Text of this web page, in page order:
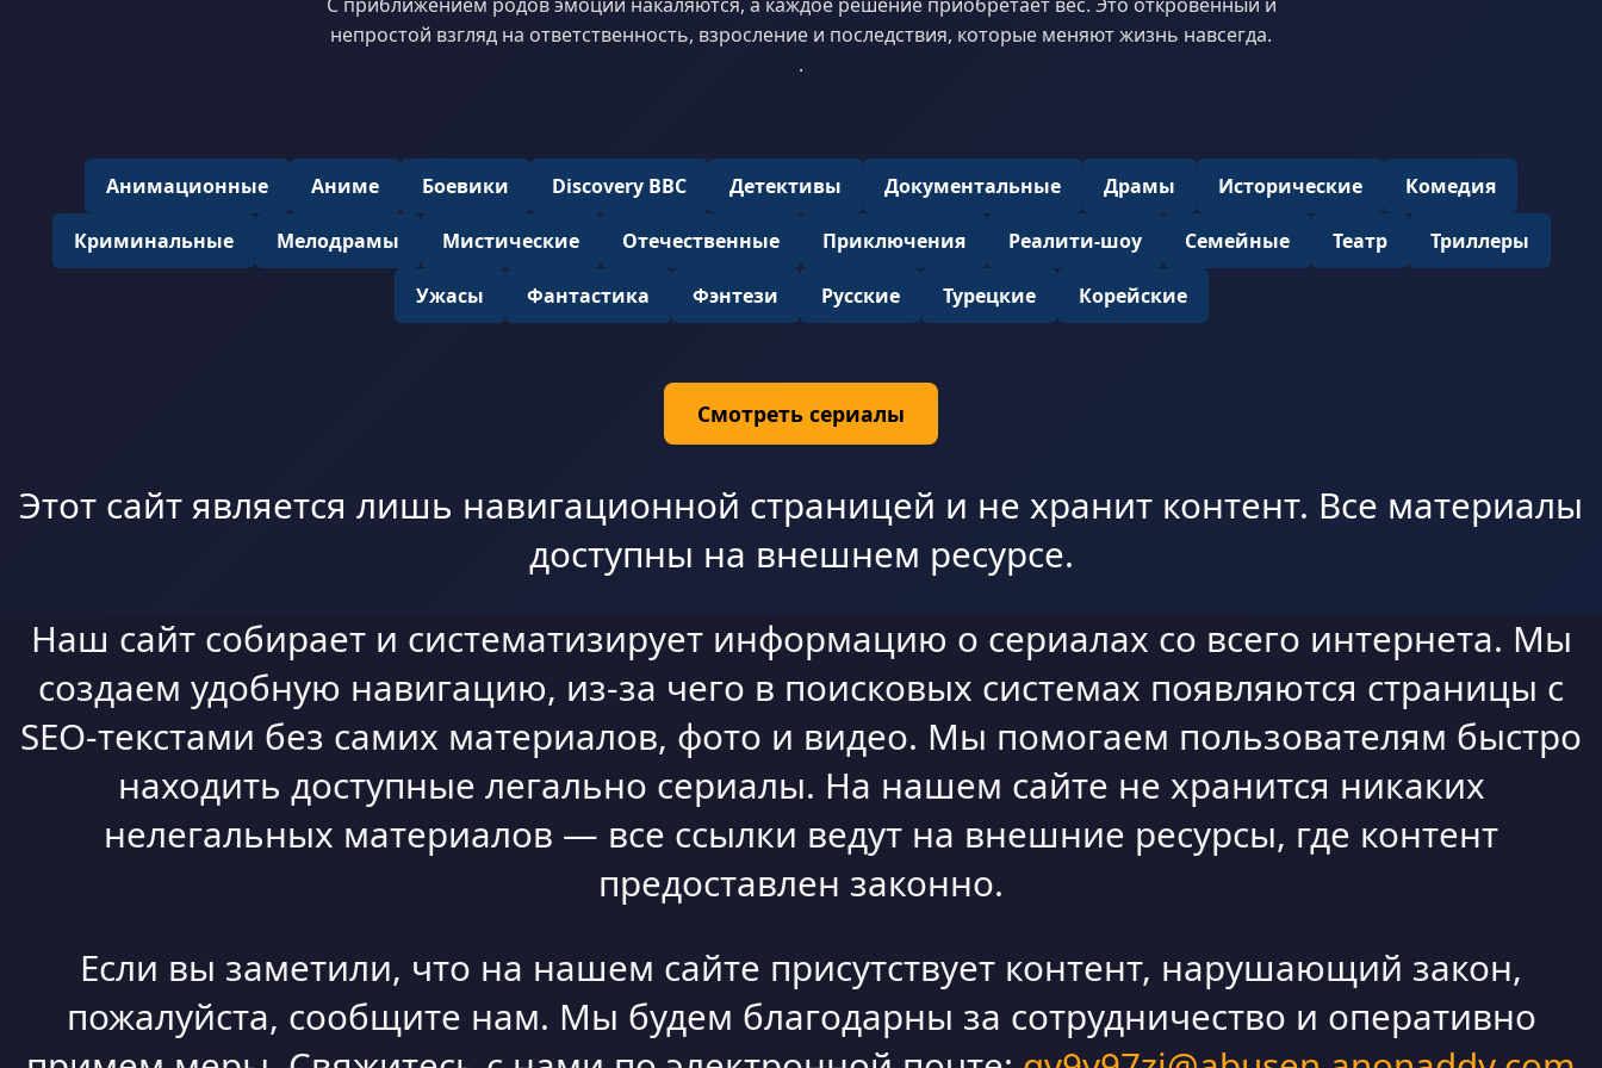
непростой взгляд на ответственность, взросление и последствия, которые меняют жизнь навсегда.
.
Анимационные Аниме Боевики Discovery BBC Детективы Документальные Драмы Исторические Комедия
Криминальные Мелодрамы Мистические Отечественные Приключения Реалити-шоу Семейные Театр Триллеры
Ужасы Фантастика Фэнтези Русские Турецкие Корейские
Смотреть сериалы
Этот сайт является лишь навигационной страницей и не хранит контент. Все материалы
доступны на внешнем ресурсе.
Наш сайт собирает и систематизирует информацию о сериалах со всего интернета. Мы
создаем удобную навигацию, из-за чего в поисковых системах появляются страницы с
SEO-текстами без самих материалов, фото и видео. Мы помогаем пользователям быстро
находить доступные легально сериалы. На нашем сайте не хранится никаких
нелегальных материалов — все ссылки ведут на внешние ресурсы, где контент
предоставлен законно.
Если вы заметили, что на нашем сайте присутствует контент, нарушающий закон,
пожалуйста, сообщите нам. Мы будем благодарны за сотрудничество и оперативно